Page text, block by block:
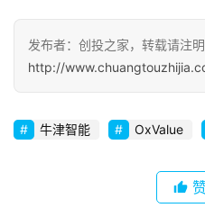
观
察
企
发布者：创投之家，转载请注明
http://
牛津智能 OxValue